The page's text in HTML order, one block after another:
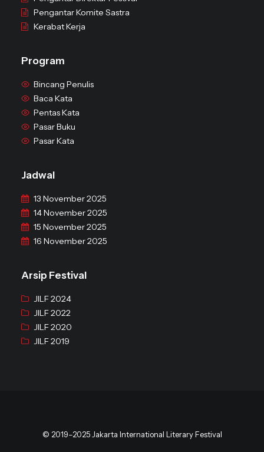
Pengantar Komite Sastra
Kerabat Kerja
Program
Bincang Penulis
Baca Kata
Pentas Kata
Pasar Buku
Pasar Kata
Jadwal
13 November 2025
14 November 2025
15 November 2025
16 November 2025
Arsip Festival
JILF 2024
JILF 2022
JILF 2020
JILF 2019
© 2019–2025 Jakarta International Literary Festival